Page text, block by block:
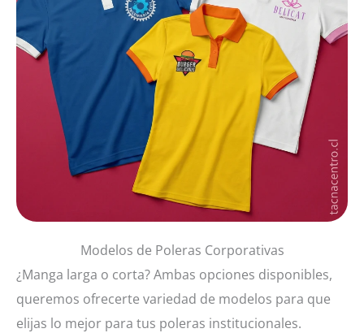
Modelos de Poleras Corporativas
¿Manga larga o corta? Ambas opciones disponibles,
queremos ofrecerte variedad de modelos para que
elijas lo mejor para tus poleras institucionales.